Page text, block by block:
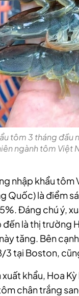
tôm 3 tháng đầu
ngành tôm Việt
nhập khẩu tôm
Quốc) là điểm
Đáng chú ý,
đến là thị trường
tăng. Bên
3 tại Boston,
khẩu, Hoa
chân trắng